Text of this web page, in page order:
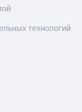
технологий